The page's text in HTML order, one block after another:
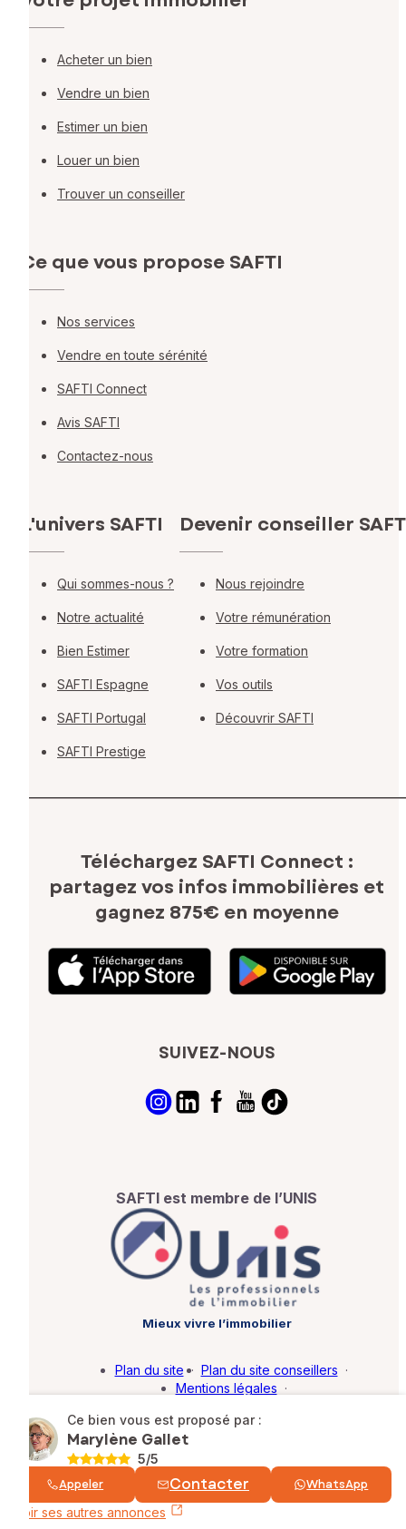
Ce bien vous est proposé par :
Marylène Gallet
5/5
Appeler Contacter WhatsApp
Voir ses autres annonces
Acheter un bien
Vendre un bien
Estimer un bien
Louer un bien
Trouver un conseiller
Ce que vous propose SAFTI
Nos services
Vendre en toute sérénité
SAFTI Connect
Avis SAFTI
Contactez-nous
L'univers SAFTI
Qui sommes-nous ?
Notre actualité
Bien Estimer
SAFTI Espagne
SAFTI Portugal
SAFTI Prestige
Devenir conseiller
Nous rejoindre
Votre rémunération
Votre formation
Vos outils
Découvrir SAFTI
Téléchargez SAFTI Connect :
partagez vos infos immobilières et
gagnez 875€ en moyenne
SUIVEZ-NOUS
SAFTI est membre de l’UNIS
Mieux vivre l’immobilier
© SAFTI 2026. Tous droits réservés.
Plan du site · Plan du site conseillers ·
Mentions légales ·
Barème d'honoraires · Paramétrer mes cookies